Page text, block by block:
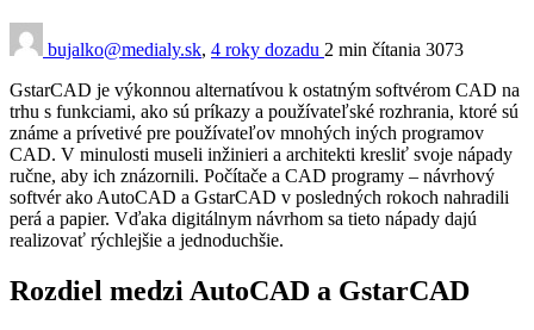
bujalko@medialy.sk, 4 roky dozadu 2 min čítania 3073
GstarCAD je výkonnou alternatívou k ostatným softvérom CAD na
trhu s funkciami, ako sú príkazy a používateľské rozhrania, ktoré sú
známe a prívetivé pre používateľov mnohých iných programov
CAD. V minulosti museli inžinieri a architekti kresliť svoje nápady
ručne, aby ich znázornili. Počítače a CAD programy – návrhový
softvér ako AutoCAD a GstarCAD v posledných rokoch nahradili
perá a papier. Vďaka digitálnym návrhom sa tieto nápady dajú
realizovať rýchlejšie a jednoduchšie.
Rozdiel medzi AutoCAD a GstarCAD